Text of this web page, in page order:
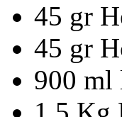
45 gr
45 gr
900 ml